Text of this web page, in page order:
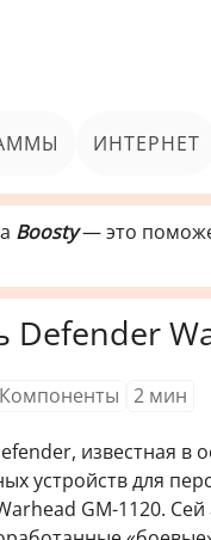
ИНТЕРНЕТ
Boosty— это
Компоненты 2 мин
известная в
устройств для
GM-1120.